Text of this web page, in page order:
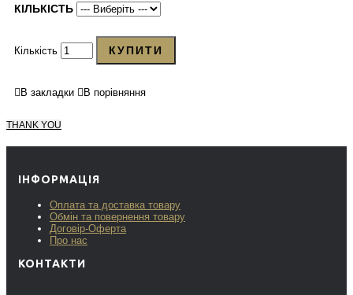
КІЛЬКІСТЬ
Кількість КУПИТИ
В закладки В порівняння
THANK YOU
ІНФОРМАЦІЯ
Оплата та доставка товару
Обмін та повернення товару
Договір-Оферта
Про нас
КОНТАКТИ